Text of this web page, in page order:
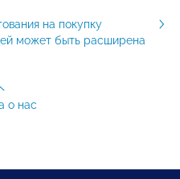
на покупку
может быть расширена
о нас